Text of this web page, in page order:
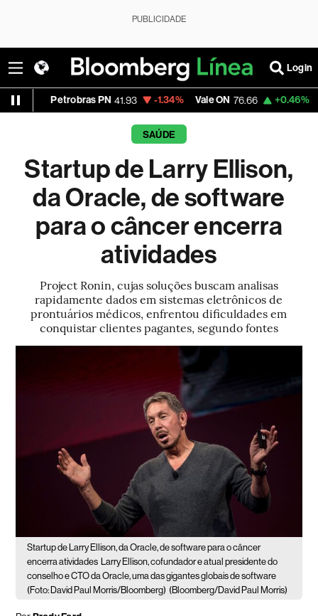
PUBLICIDADE
Login
Petrobras PN 41.93 -1.34% Vale ON 76.66 +0.46% Itaú PN
SAÚDE
Startup de Larry Ellison,
da Oracle, de software
para o câncer encerra
atividades
Project Ronin, cujas soluções buscam analisas
rapidamente dados em sistemas eletrônicos de
prontuários médicos, enfrentou dificuldades em
conquistar clientes pagantes, segundo fontes
Startup de Larry Ellison, da Oracle, de software para o câncer
encerra atividades
Larry Ellison, cofundador e atual presidente do
conselho e CTO da Oracle, uma das gigantes globais de software
(Foto: David Paul Morris/Bloomberg) (Bloomberg/David Paul Morris)